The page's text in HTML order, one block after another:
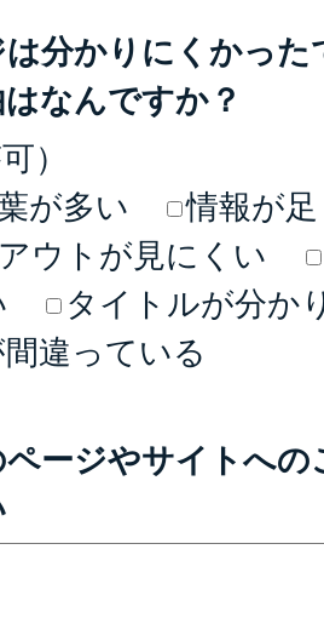
分かりにくかっ
なんですか？
）
が多い
情報が
ウトが見にくい
タイトルが分か
違っている
ージやサイトへ